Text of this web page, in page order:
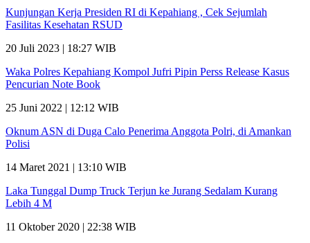
Kunjungan Kerja Presiden RI di Kepahiang , Cek Sejumlah
Fasilitas Kesehatan RSUD
20 Juli 2023 | 18:27 WIB
Waka Polres Kepahiang Kompol Jufri Pipin Perss Release Kasus
Pencurian Note Book
25 Juni 2022 | 12:12 WIB
Oknum ASN di Duga Calo Penerima Anggota Polri, di Amankan
Polisi
14 Maret 2021 | 13:10 WIB
Laka Tunggal Dump Truck Terjun ke Jurang Sedalam Kurang
Lebih 4 M
11 Oktober 2020 | 22:38 WIB